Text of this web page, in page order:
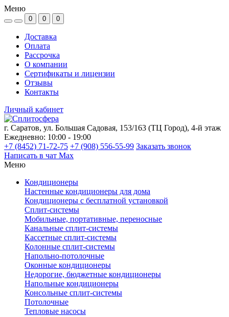
Меню
0 0 0
Доставка
Оплата
Рассрочка
О компании
Сертификаты и лицензии
Отзывы
Контакты
Личный кабинет
г. Саратов, ул. Большая Садовая, 153/163 (ТЦ Город), 4-й этаж
Ежедневно: 10:00 - 19:00
+7 (8452) 71-72-75 +7 (908) 556-55-99 Заказать звонок
Написать в чат Max
Меню
Кондиционеры
Настенные кондиционеры для дома
Кондиционеры с бесплатной установкой
Сплит-системы
Мобильные, портативные, переносные
Канальные сплит-системы
Кассетные сплит-системы
Колонные сплит-системы
Напольно-потолочные
Оконные кондиционеры
Недорогие, бюджетные кондиционеры
Напольные кондиционеры
Консольные сплит-системы
Потолочные
Тепловые насосы